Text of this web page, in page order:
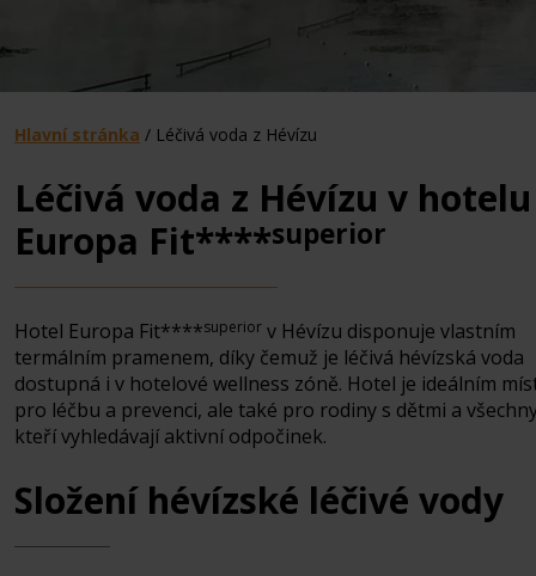
Hlavní stránka / Léčivá voda z Hévízu
Léčivá voda z Hévízu v hotelu
Europa Fit****superior
Hotel Europa Fit****superior v Hévízu disponuje vlastním
termálním pramenem, díky čemuž je léčivá hévízská voda
dostupná i v hotelové wellness zóně. Hotel je ideálním
pro léčbu a prevenci, ale také pro rodiny s dětmi a
kteří vyhledávají aktivní odpočinek.
Složení hévízské léčivé vody